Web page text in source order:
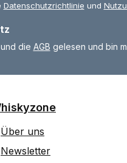
Datenschutzrichtlinie und
die AGB gelesen und bin
Über uns
Newsletter